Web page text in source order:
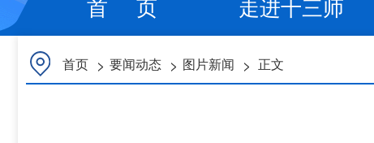
首 页 走进十三师
首页 > 要闻动态 > 图片新闻 > 正文